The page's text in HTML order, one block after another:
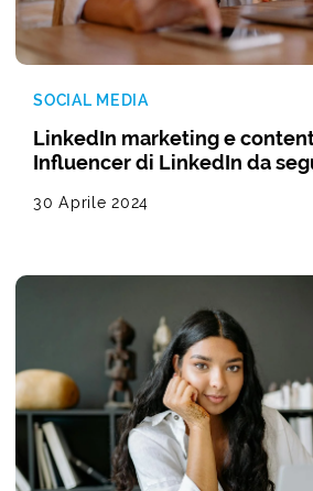
SOCIAL MEDIA
LinkedIn marketing e
Influencer di LinkedIn da
30 Aprile 2024